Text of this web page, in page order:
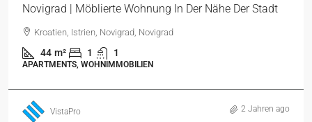
Novigrad | Möblierte Wohnung In Der Nähe Der Stadt
Kroatien, Istrien, Novigrad, Novigrad
44 m² 1 1
APARTMENTS, WOHNIMMOBILIEN
VistaPro 2 Jahren ago